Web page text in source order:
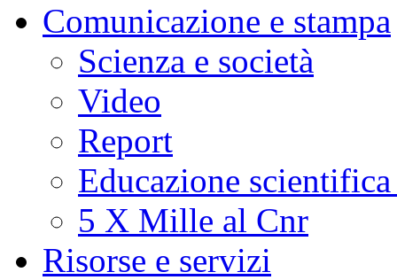
Comunicazione e stampa
Scienza e società
Video
Report
Educazione
5 X Mille al Cnr
Risorse e servizi